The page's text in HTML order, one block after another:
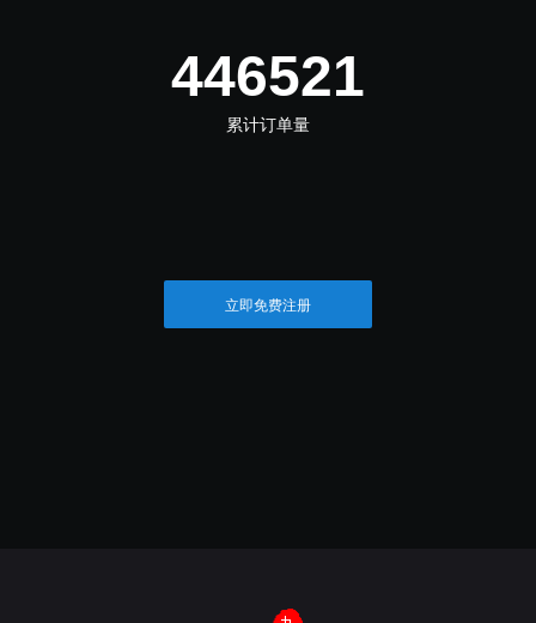
601086
累计订单量
立即免费注册